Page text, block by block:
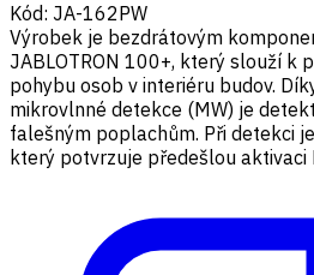
Kód: JA-162PW
Výrobek je bezdrátovým
JABLOTRON 100+, který slouží k
pohybu osob v interiéru budov.
mikrovlnné detekce (MW) je
falešným poplachům. Při detekci
který potvrzuje předešlou aktivaci